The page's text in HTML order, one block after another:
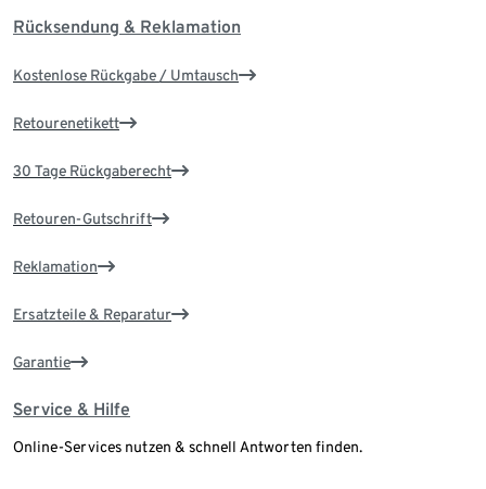
Rücksendung & Reklamation
Kostenlose Rückgabe / Umtausch
Retourenetikett
30 Tage Rückgaberecht
Retouren-Gutschrift
Reklamation
Ersatzteile & Reparatur
Garantie
Service & Hilfe
Online-Services nutzen & schnell Antworten finden.